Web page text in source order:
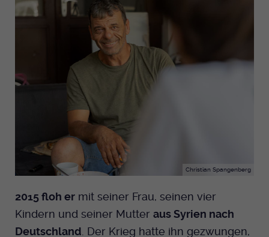
Christian Spangenberg
2015 floh er mit seiner Frau, seinen vier
Kindern und seiner Mutter aus Syrien nach
Deutschland. Der Krieg hatte ihn gezwungen,